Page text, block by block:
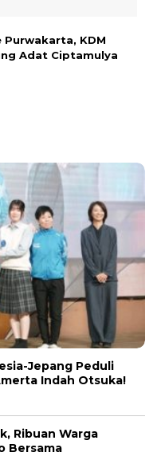
KDM
Adat Ciptamulya
Jepang Peduli
Indah Otsuka!
Ribuan Warga
Bersama